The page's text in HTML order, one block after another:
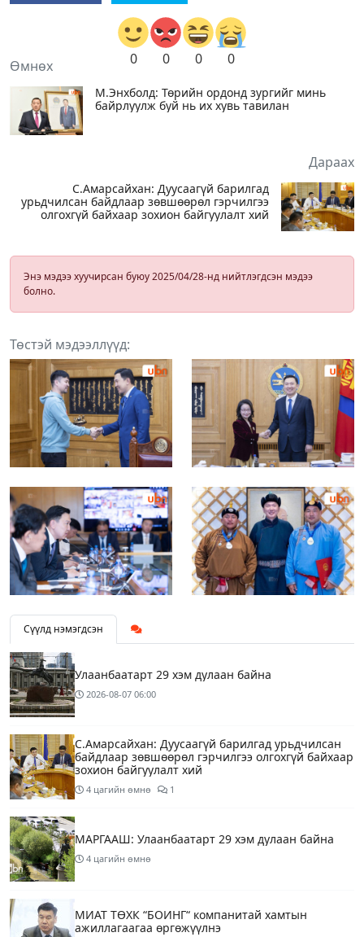
0 0 0 0
Өмнөх
М.Энхболд: Төрийн ордонд зургийг минь
байрлуулж буй нь их хувь тавилан
Дараах
С.Амарсайхан: Дуусаагүй барилгад
урьдчилсан байдлаар зөвшөөрөл гэрчилгээ
олгохгүй байхаар зохион байгуулалт хий
Энэ мэдээ хуучирсан буюу 2025/04/28-нд нийтлэгдсэн мэдээ
болно.
Төстэй мэдээллүүд:
Сүүлд нэмэгдсэн
Улаанбаатарт 29 хэм дулаан байна
2026-08-07 06:00
С.Амарсайхан: Дуусаагүй барилгад урьдчилсан
байдлаар зөвшөөрөл гэрчилгээ олгохгүй байхаар
зохион байгуулалт хий
4 цагийн өмнө 1
МАРГААШ: Улаанбаатарт 29 хэм дулаан байна
4 цагийн өмнө
МИАТ ТӨХК “БОИНГ“ компанитай хамтын
ажиллагаагаа өргөжүүлнэ